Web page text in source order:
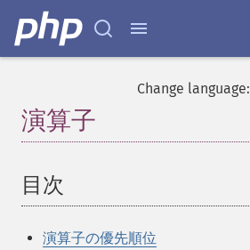
Change language:
演算子
目次
演算子の優先順位